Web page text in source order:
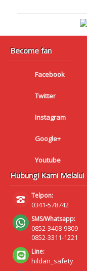
Become fan
Facebook
Twitter
Instagram
Google+
Youtube
Hubungi Kami Melalui
Telpon:
0341-578742
SMS/Whatsapp:
0852-3408-9809
0852-3311-1221
Line:
hildan_safety